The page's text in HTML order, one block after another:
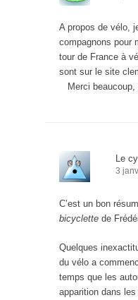
A propos de vélo,
compagnons pour
tour de France à
sont sur le site
Merci beaucoup,
Le
3
C’est un bon
bicyclette de
Quelques
du vélo a
temps que les
apparition dans